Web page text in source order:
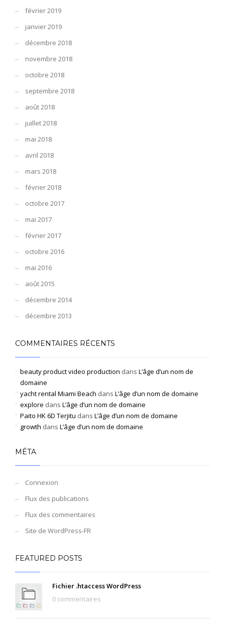
février 2019
janvier 2019
décembre 2018
novembre 2018
octobre 2018
septembre 2018
août 2018
juillet 2018
mai 2018
avril 2018
mars 2018
février 2018
octobre 2017
mai 2017
février 2017
octobre 2016
mai 2016
août 2015
décembre 2014
décembre 2013
COMMENTAIRES RÉCENTS
beauty product video production dans L’âge d’un nom de
domaine
yacht rental Miami Beach dans L’âge d’un nom de domaine
explore dans L’âge d’un nom de domaine
Paito HK 6D Terjitu dans L’âge d’un nom de domaine
growth dans L’âge d’un nom de domaine
MÉTA
Connexion
Flux des publications
Flux des commentaires
Site de WordPress-FR
FEATURED POSTS
Fichier .htaccess WordPress
0 commentaires